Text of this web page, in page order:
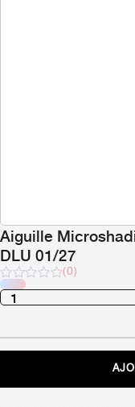
Aiguille
DLU 01/27
Note
sur
(0)